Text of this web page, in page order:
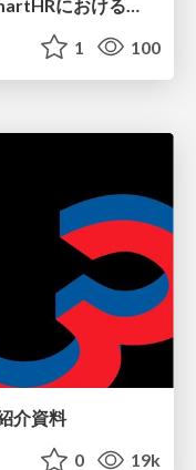
1 100
介資料
0 19k